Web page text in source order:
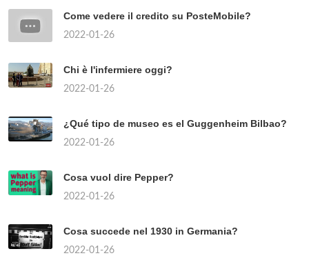
Come vedere il credito su PosteMobile?
2022-01-26
Chi è l'infermiere oggi?
2022-01-26
¿Qué tipo de museo es el Guggenheim Bilbao?
2022-01-26
Cosa vuol dire Pepper?
2022-01-26
Cosa succede nel 1930 in Germania?
2022-01-26